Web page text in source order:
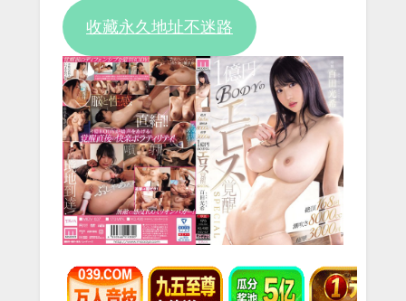
收藏永久地址不迷路